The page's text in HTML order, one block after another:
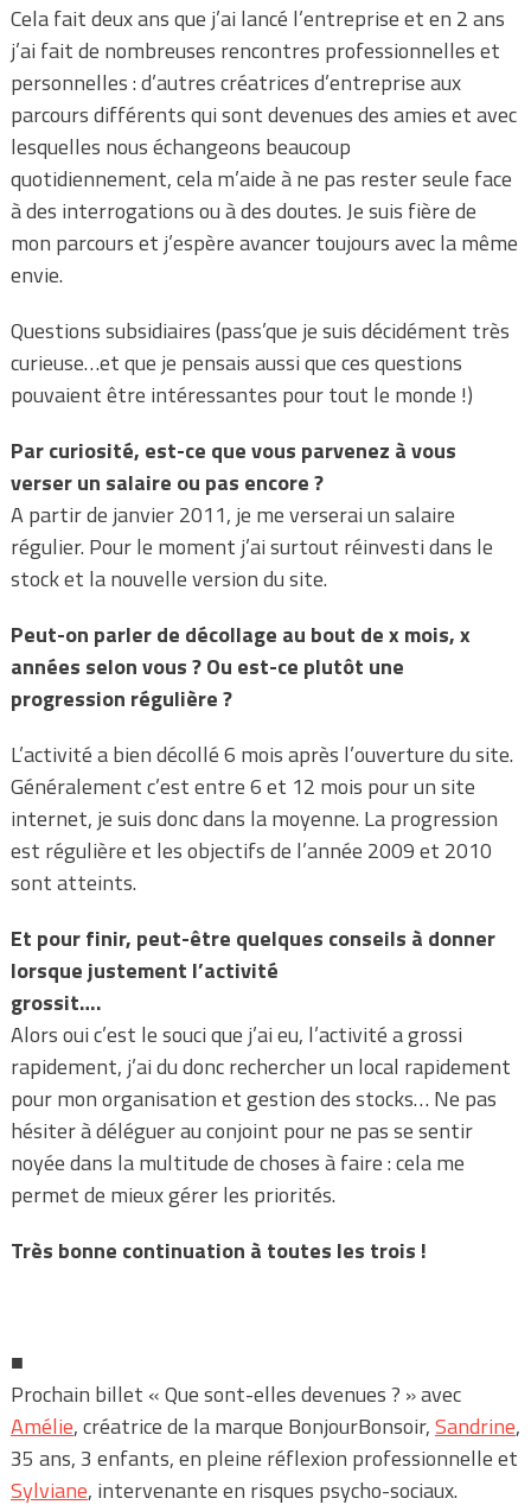
Cela fait deux ans que j’ai lancé l’entreprise et en 2 ans
j’ai fait de nombreuses rencontres professionnelles et
personnelles : d’autres créatrices d’entreprise aux
parcours différents qui sont devenues des amies et avec
lesquelles nous échangeons beaucoup
quotidiennement, cela m’aide à ne pas rester seule face
à des interrogations ou à des doutes. Je suis fière de
mon parcours et j’espère avancer toujours avec la même
envie.
Questions subsidiaires (pass’que je suis décidément très
curieuse…et que je pensais aussi que ces questions
pouvaient être intéressantes pour tout le monde !)
Par curiosité, est-ce que vous parvenez à vous
verser un salaire ou pas encore ?
A partir de janvier 2011, je me verserai un salaire
régulier. Pour le moment j’ai surtout réinvesti dans le
stock et la nouvelle version du site.
Peut-on parler de décollage au bout de x mois, x
années selon vous ? Ou est-ce plutôt une
progression régulière ?
L’activité a bien décollé 6 mois après l’ouverture du site.
Généralement c’est entre 6 et 12 mois pour un site
internet, je suis donc dans la moyenne. La progression
est régulière et les objectifs de l’année 2009 et 2010
sont atteints.
Et pour finir, peut-être quelques conseils à donner
lorsque justement l’activité
grossit….
Alors oui c’est le souci que j’ai eu, l’activité a grossi
rapidement, j’ai du donc rechercher un local rapidement
pour mon organisation et gestion des stocks… Ne pas
hésiter à déléguer au conjoint pour ne pas se sentir
noyée dans la multitude de choses à faire : cela me
permet de mieux gérer les priorités.
Très bonne continuation à toutes les trois !
■
Prochain billet « Que sont-elles devenues ? » avec
Amélie, créatrice de la marque BonjourBonsoir,Sandrine,
35 ans, 3 enfants, en pleine réflexion professionnelle et
Sylviane, intervenante en risques psycho-sociaux.